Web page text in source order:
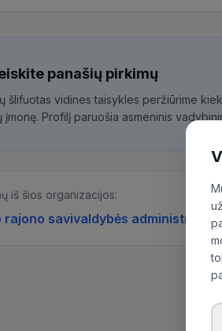
panašių pirkimų
šlifuotas vidines taisykles peržiūrime
įmonę. Profilį paruošia asmeninis
iš šios organizacijos:
rajono savivaldybės administracija